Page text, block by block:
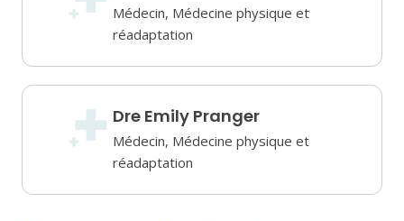
Médecin, Médecine physique et
réadaptation
Dre Emily Pranger
Médecin, Médecine physique et
réadaptation